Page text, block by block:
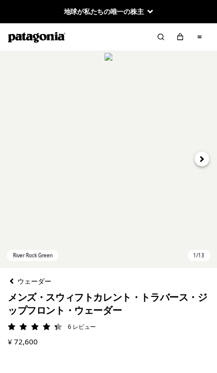
地球が私たちの唯一の株主
次へ
ウェーダー
メンズ・スウィフトカレント・トラバース・ジ
ップフロント・ウェーダー
評価: 4.3 / 5
6 レビュー
¥ 72,600